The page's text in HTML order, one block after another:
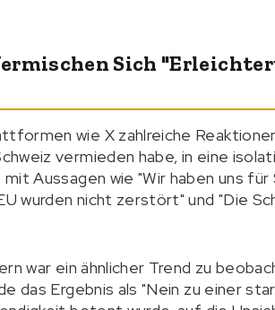
Sich
wie X zahlreiche
vermieden habe, in eine
Aussagen wie "Wir haben uns
wurden nicht zerstört" und "Die
war ein ähnlicher Trend zu
das Ergebnis als "Nein zu einer